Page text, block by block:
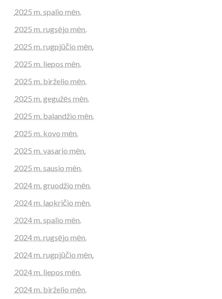
2025 m. spalio mėn.
2025 m. rugsėjo mėn.
2025 m. rugpjūčio mėn.
2025 m. liepos mėn.
2025 m. birželio mėn.
2025 m. gegužės mėn.
2025 m. balandžio mėn.
2025 m. kovo mėn.
2025 m. vasario mėn.
2025 m. sausio mėn.
2024 m. gruodžio mėn.
2024 m. lapkričio mėn.
2024 m. spalio mėn.
2024 m. rugsėjo mėn.
2024 m. rugpjūčio mėn.
2024 m. liepos mėn.
2024 m. birželio mėn.